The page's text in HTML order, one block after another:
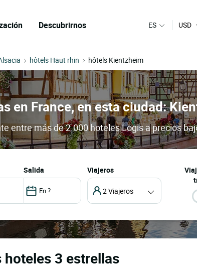
Descubrirnos ES USD
hôtels Haut rhin hôtels Kientzheim
en France, en esta ciudad:
entre más de 2.000 hoteles Logis a precios
salida Viajeros
2 Viajeros
3 estrellas